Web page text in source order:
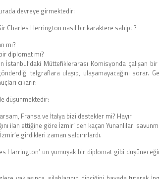
devreye girmektedir:
Charles Herrington nasıl bir karaktere sahipti?
mı?
diplomat mı?
İstanbul’daki Müttefiklerarası Komisyonda çalışan
telgraflara ulaşıp, ulaşamayacağını sorar.
çıkarır:
düşünmektedir:
Fransa ve İtalya bizi destekler mi? Hayır
ilan ettiğine göre İzmir’ den kaçan Yunanlıları
girdikleri zaman saldırırlardı.
Harrington’ un yumuşak bir diplomat gibi